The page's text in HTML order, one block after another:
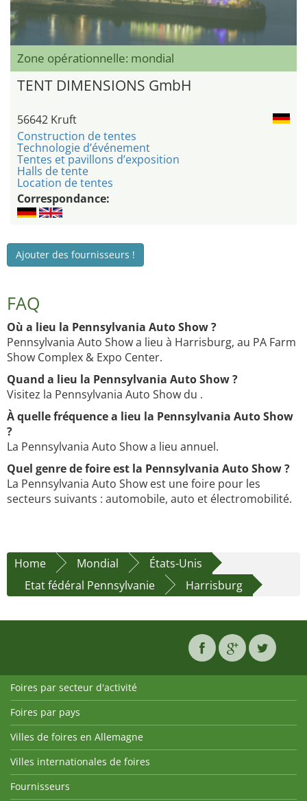
Zone opérationnelle: mondial
TENT DIMENSIONS GmbH
56642 Kruft
Construction de tentes
Technologie d’événement
Tentes et pavillons d’exposition
Halls de tente
Location de tentes
Correspondance:
Ajouter des fournisseurs !
FAQ
Où a lieu la Pennsylvania Auto Show ?
Pennsylvania Auto Show a lieu à Harrisburg, au PA Farm
Show Complex & Expo Center.
Quand a lieu la Pennsylvania Auto Show ?
Visitez la Pennsylvania Auto Show du .
À quelle fréquence a lieu la Pennsylvania Auto Show
?
La Pennsylvania Auto Show a lieu annuel.
Quel genre de foire est la Pennsylvania Auto Show ?
La Pennsylvania Auto Show est une foire pour les
secteurs suivants : automobile, auto et électromobilité.
Home Mondial
États-Unis
Etat fédéral Pennsylvanie
Harrisburg
Foires par secteur d'activité
Foires par pays
Villes de foires en Allemagne
Villes internationales de foires
Fournisseurs